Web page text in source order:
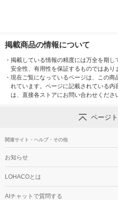
掲載商品の情報について
・ 掲載している情報の精度には万全を期し
安全性、有用性を保証するものではあり
・ 現在ご覧になっているページは、この商
れています。ページに記載されている内
は、直接各ストアにお問い合わせくださ
ページ
関連サイト・ヘルプ・その他
お知らせ
LOHACOとは
AIチャットで質問する